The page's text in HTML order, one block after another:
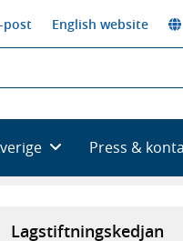
post English website
Press &
Lagstiftningskedjan